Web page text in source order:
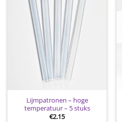
Lijmpatronen – hoge
temperatuur – 5 stuks
€2.15